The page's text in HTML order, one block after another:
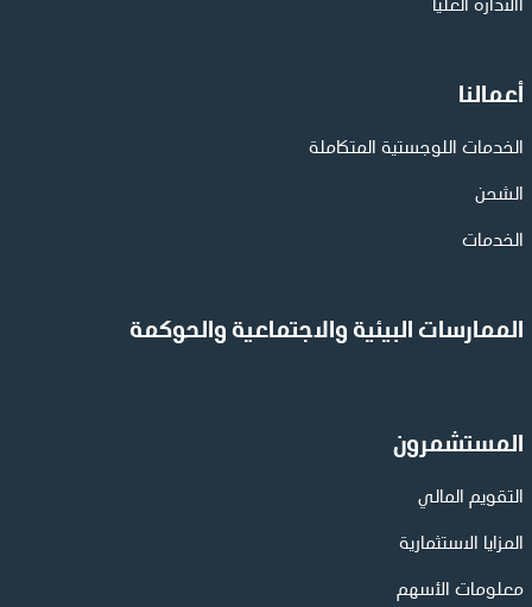
االادارة العليا
أعمالنا
الخدمات اللوجستية المتكاملة
الشحن
الخدمات
الممارسات البيئية والاجتماعية والحوكمة
المستشمرون
التقويم المالي
المزايا الاستثمارية
معلومات الأسهم